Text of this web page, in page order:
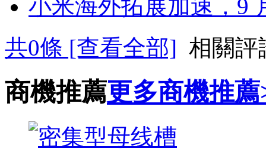
小米海外拓展加速，9
共0條 [查看全部] 相關評
商機推薦更多商機推薦